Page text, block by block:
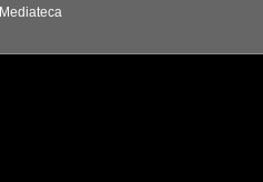
Mediateca